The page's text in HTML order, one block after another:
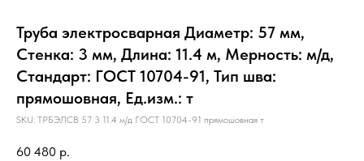
Труба электросварная Диаметр: 57 мм,
Стенка: 3 мм, Длина: 11.4 м, Мерность: м/д,
Стандарт: ГОСТ 10704-91, Тип шва:
прямошовная, Ед.изм.: т
SKU: ТРБЭЛСВ 57 3 11.4 м/д ГОСТ 10704-91 прямошовная т
60 480 р.